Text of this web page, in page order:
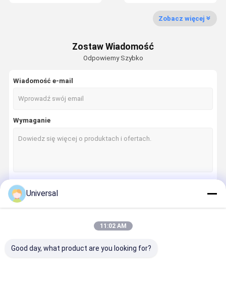
Zobacz więcej
Zostaw Wiadomość
Odpowiemy Szybko
Wiadomość e-mail
Wymaganie
Universal
11:02 AM
Good day, what product are you looking for?